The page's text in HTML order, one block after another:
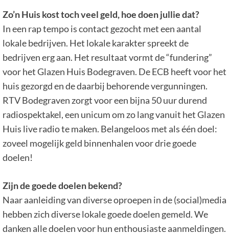
Zo’n Huis kost toch veel geld, hoe doen jullie dat?
In een rap tempo is contact gezocht met een aantal
lokale bedrijven. Het lokale karakter spreekt de
bedrijven erg aan. Het resultaat vormt de “fundering”
voor het Glazen Huis Bodegraven. De ECB heeft voor het
huis gezorgd en de daarbij behorende vergunningen.
RTV Bodegraven zorgt voor een bijna 50 uur durend
radiospektakel, een unicum om zo lang vanuit het Glazen
Huis live radio te maken. Belangeloos met als één doel:
zoveel mogelijk geld binnenhalen voor drie goede
doelen!
Zijn de goede doelen bekend?
Naar aanleiding van diverse oproepen in de (social)media
hebben zich diverse lokale goede doelen gemeld. We
danken alle doelen voor hun enthousiaste aanmeldingen.